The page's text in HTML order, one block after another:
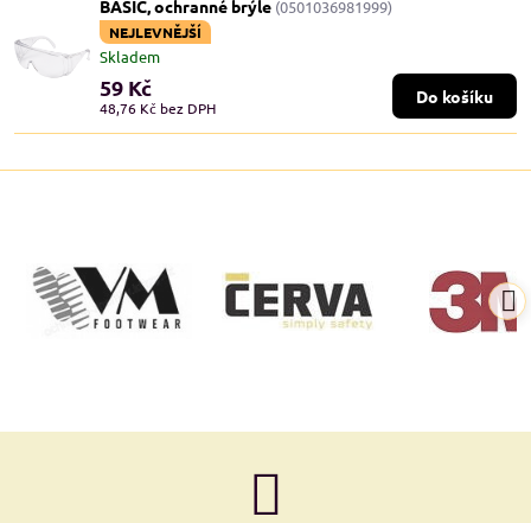
BASIC, ochranné brýle (0501036981999)
NEJLEVNĚJŠÍ
Skladem
59 Kč
48,76 Kč bez DPH
Do košíku